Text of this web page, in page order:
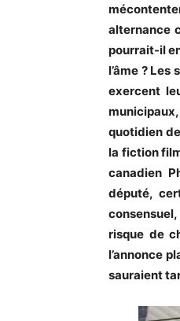
alternance
pourrait-il
l’âme ?
exercent
quotidien
la fiction
canadien
député,
risque de
l’annonce
sauraient